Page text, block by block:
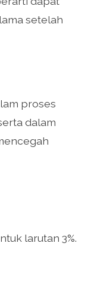
setelah
proses
dalam
larutan 3%.